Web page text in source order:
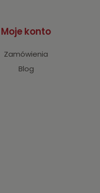
Moje konto
Zamówienia
Blog